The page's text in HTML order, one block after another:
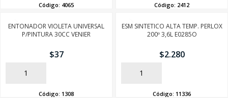
Código: 4065 Código: 2412
ENTONADOR VIOLETA UNIVERSAL
P/PINTURA 30CC VENIER
$37
AÑADIR
Código: 1308
ESM SINTETICO ALTA TEMP. PERLOX
200º 3,6L E0285O
$2.280
AÑADIR
Código: 11336